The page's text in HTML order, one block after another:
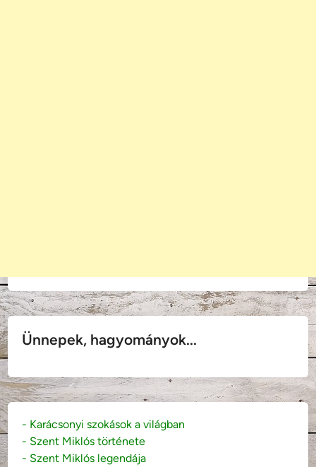
Ünnepek, hagyományok...
- Karácsonyi szokások a világban
- Szent Miklós története
- Szent Miklós legendája